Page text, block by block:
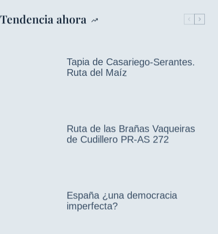
Tendencia ahora
Tapia de Casariego-Serantes.
Ruta del Maíz
Ruta de las Brañas Vaqueiras
de Cudillero PR-AS 272
España ¿una democracia
imperfecta?